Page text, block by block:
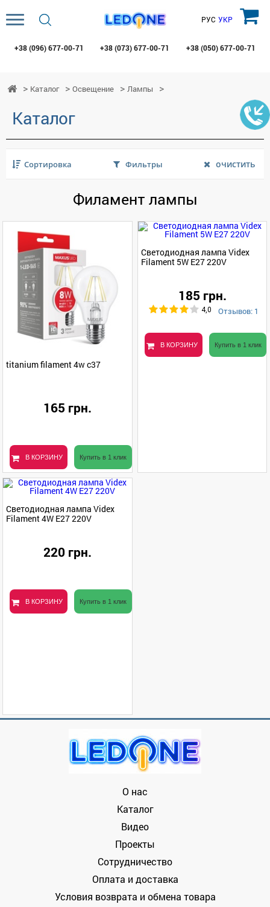
+38 (096) 677-00-71 +38 (073)677-00-71 +38 (050)677-00-71
РУС УКР
Каталог Освещение Лампы
Каталог
Сортировка Фильтры очистить
Филамент лампы
titanium filament 4w c37
165 грн.
В КОРЗИНУ Купить в 1 клик
Светодиодная лампа Videx
Filament 5W E27 220V
185 грн.
4,0 Отзывов: 1
В КОРЗИНУ Купить в 1 клик
Светодиодная лампа Videx
Filament 4W E27 220V
220 грн.
В КОРЗИНУ Купить в 1 клик
О нас
Каталог
Видео
Проекты
Сотрудничество
Оплата и доставка
Условия возврата и обмена товара